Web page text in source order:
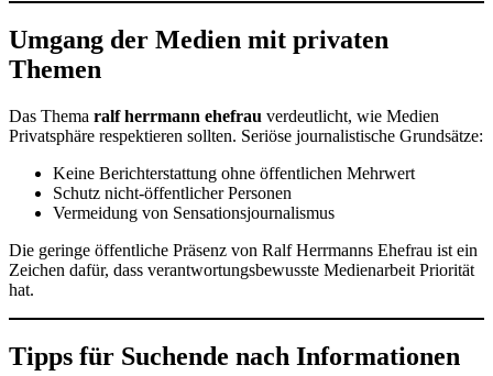
Umgang der Medien mit privaten
Themen
Das Thema ralf herrmann ehefrau verdeutlicht, wie Medien
Privatsphäre respektieren sollten. Seriöse journalistische Grundsätze:
Keine Berichterstattung ohne öffentlichen Mehrwert
Schutz nicht-öffentlicher Personen
Vermeidung von Sensationsjournalismus
Die geringe öffentliche Präsenz von Ralf Herrmanns Ehefrau ist ein
Zeichen dafür, dass verantwortungsbewusste Medienarbeit Priorität
hat.
Tipps für Suchende nach Informationen